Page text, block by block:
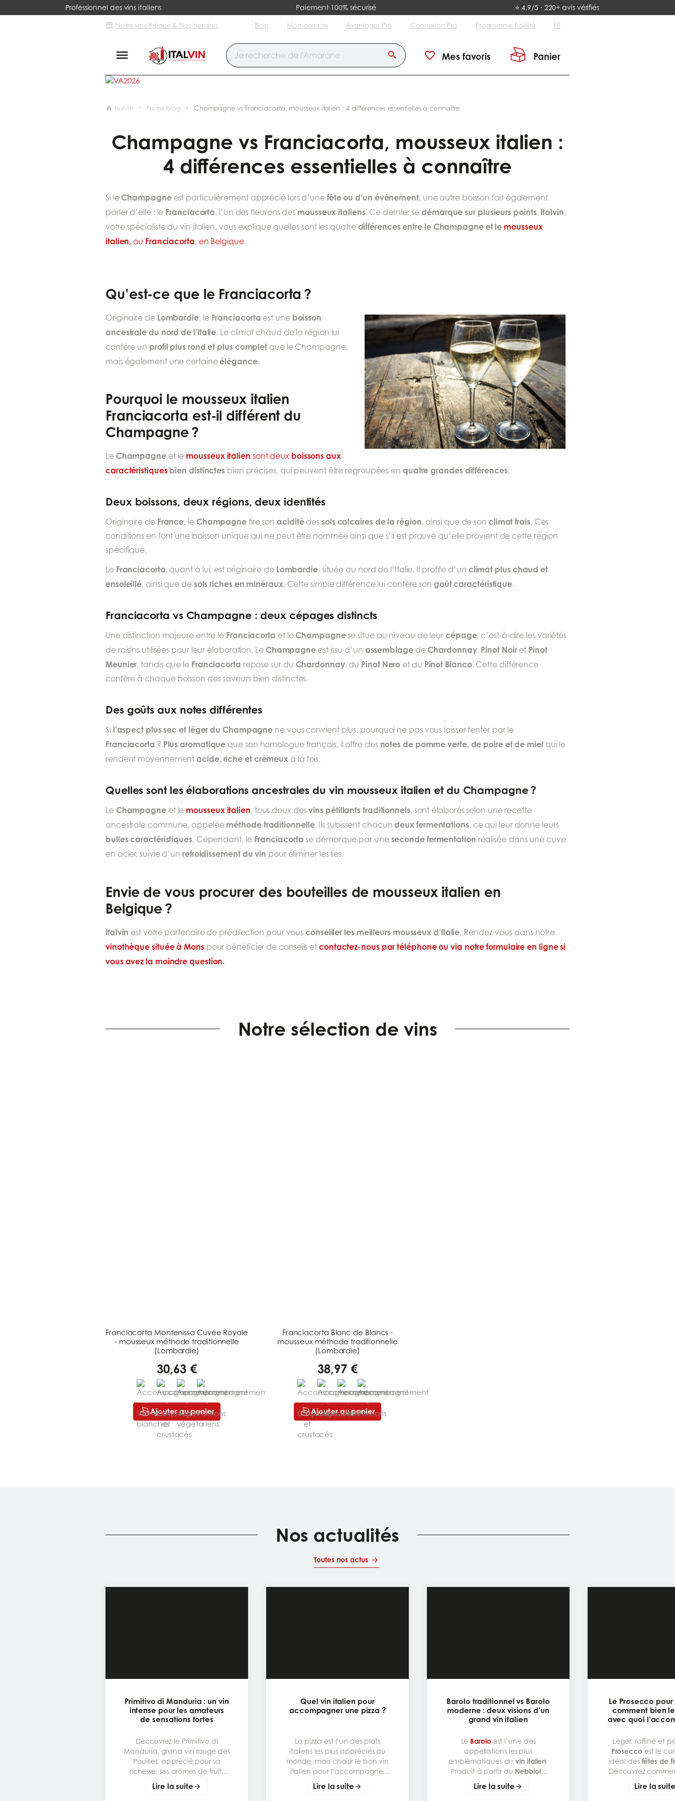
Professionnel des vins italiens Paiement 100% sécurisé ⭐ 4,9/5 · 220+ avis vérifiés
Notre vinothèque & Nos horaires Blog Mon compte Avantages Pro Connexion Pro Programme fidélité FR
Mes favoris Panier
Italvin Notre blog Champagne vs Franciacorta, mousseux italien : 4 différences essentielles à connaître
Champagne vs Franciacorta, mousseux italien :
4 différences essentielles à connaître
Si le Champagneest particulièrement apprécié lors d’une fête ou d’un évènement, une autre boisson fait également
parler d’elle : le Franciacorta, l’un des fleurons des mousseux italiens. Ce dernier sedémarque sur plusieurs points. Italvin,
votre spécialiste du vin italien, vous explique quelles sont les quatre différences entre le Champagne et le mousseux
italien,ou Franciacorta, en Belgique.
Qu’est-ce que le Franciacorta ?
Originaire de Lombardie, le Franciacorta est une boisson
ancestrale du nord de l’Italie. Le climat chaud de la région lui
confère un profil plus rond et plus complet que le Champagne,
mais également une certaineélégance.
Pourquoi le mousseux italien
Franciacorta est-il différent du
Champagne ?
Le Champagneet le mousseux italien sont deux boissons aux
caractéristiquesbien distinctes bien précises, qui peuvent être regroupées en quatre grandes différences.
Deux boissons, deux régions, deux identités
Originaire de France, le Champagnetire sonaciditédessols calcaires de la région, ainsi que de son climat frais. Ces
conditions en font une boisson unique qui ne peut être nommée ainsi que s’il est prouvé qu’elle provient de cette région
spécifique.
Le Franciacorta, quant à lui, est originaire de Lombardie, située au nord de l’Italie. Il profite d’un climat plus chaud et
ensoleillé, ainsi que de sols riches en minéraux. Cette simple différence lui confère son goût caractéristique.
Franciacorta vs Champagne : deux cépages distincts
Une distinction majeure entre le Franciacorta et le Champagnese situe au niveau de leurcépage, c’est-à-dire les variétés
de raisins utilisées pour leur élaboration. Le Champagneest issu d’un assemblage deChardonnay, Pinot Noir et Pinot
Meunier, tandis que le Franciacorta repose sur du Chardonnay, du Pinot Nero et du Pinot Bianco. Cette différence
confère à chaque boisson des saveurs bien distinctes.
Des goûts aux notes différentes
Si l’aspect plus sec et léger du Champagne ne vous convient plus, pourquoi ne pas vous laisser tenter par le
Franciacorta ? Plus aromatique que son homologue français, il offre des notes de pomme verte, de poire et de miel qui le
rendent moyennementacide, riche et crémeux à la fois.
Quelles sont les élaborations ancestrales du vin mousseux italien et du Champagne ?
Le Champagneet le mousseux italien, tous deux desvins pétillants traditionnels, sont élaborés selon une recette
ancestrale commune, appelée méthode traditionnelle. Ils subissent chacundeux fermentations, ce qui leur donne leurs
bulles caractéristiques. Cependant, le Franciacorta se démarque par une seconde fermentation réalisée dans une cuve
en acier, suivie d’unrefroidissement du vin pour éliminer les lies.
Envie de vous procurer des bouteilles de mousseux italien en
Belgique ?
Italvin est votre partenaire de prédilection pour vousconseiller les meilleurs mousseux d’Italie. Rendez-vous dans notre
vinothèque située à Monspour bénéficier de conseils et contactez-nous par téléphone ou via notre formulaire en ligne si
vous avez la moindre question.
Notre sélection de vins
Franciacorta Montenissa Cuvée Royale
- mousseux méthode traditionnelle
(Lombardie)
30,63 €
Ajouter au panier
Franciacorta Blanc de Blancs -
mousseux méthode traditionnelle
(Lombardie)
38,97 €
Ajouter au panier
Nos actualités
Toutes nos actus
Primitivo di Manduria : un vin
intense pour les amateurs
de sensations fortes
Découvrez le Primitivo di
Manduria, grand vin rouge des
Pouilles, apprécié pour sa
richesse, ses arômes de fruits
mûrs et son caractère
généreux. Un cépage
Lire la suite
Quel vin italien pour
accompagner une pizza ?
La pizza est l’un des plats
italiens les plus appréciés au
monde, mais choisir le bon vin
italien pour l’accompagner
peut transformer un repas
simple en vraie expérience de
Lire la suite
Barolo traditionnel vs Barolo
moderne : deux visions d’un
grand vin italien
Le Baroloest l’une des
appellations les plus
emblématiques duvin italien.
Produit à partir du Nebbiolo
Piémont
, il est réputé
pour sa structure, ses tanins
Lire la suite
Le Prosecco pour
comment bien
avec quoi
Léger, raffiné et
Proseccoest le
idéal des fêtes de
Découvrez
le déguster
sublimer vos
Lire la suite